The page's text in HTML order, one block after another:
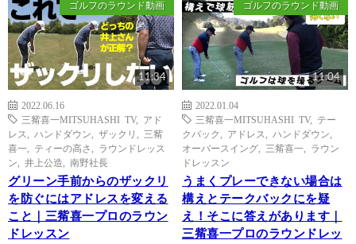
ゴルフのラウンド動画
11:34
2022.06.16
三觜喜一MITSUHASHI TV, アド
レス
ハンドダウン ザックリ
三觜
喜一
ティーの高さ
ラウンドレッス
ン
井上公造 南野社長
グリーン手前からのザックリ
を防ぐにはアドレスを変える
こと｜三觜喜一プロのラウン
ドレッスン
ゴルフのラウンド動画
11:04
2022.01.04
三觜喜一MITSUHASHI TV, テー
クバック
アドレス ハンドダウン
オーバースイング
三觜喜一
ラウン
ドレッスン
うまくプレーできない場合は
構えとテークバックにを疑
え！そこに答えがあります｜
三觜喜一プロのラウンドレッ